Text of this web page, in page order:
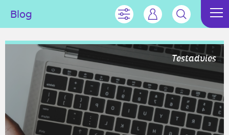
Blog
Testadvies